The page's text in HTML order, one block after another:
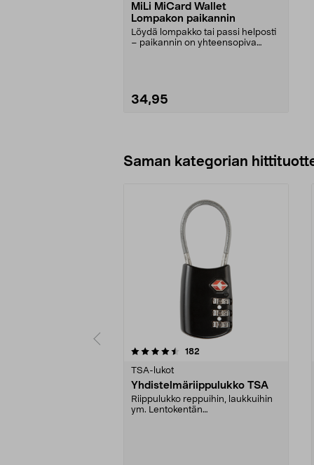
MiLi MiCard Wallet
Lompakon paikannin
Löydä lompakko tai passi helposti
– paikannin on yhteensopiva
34,95
Saman kategorian
182
TSA-lukot
Yhdistelmäriippulukko TSA
Riippulukko reppuihin, laukkuihin
ym. Lentokentän
4.5 viidestä